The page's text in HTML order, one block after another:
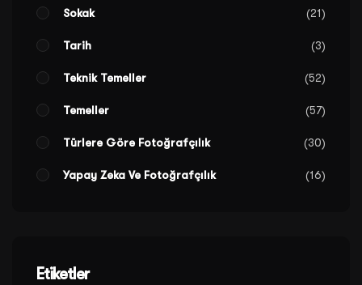
Sokak 21
Tarih 3
Teknik Temeller 52
Temeller 57
Türlere Göre Fotoğrafçılık 30
Yapay Zeka Ve Fotoğrafçılık 16
Etiketler